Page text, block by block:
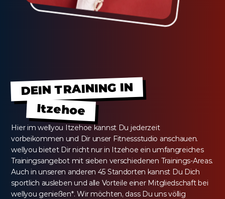
DEIN TRAINING IN
Itzehoe
Hier im wellyou Itzehoe kannst Du jederzeit
vorbeikommen und Dir unser Fitnessstudio anschauen.
wellyou bietet Dir nicht nur in Itzehoe ein umfangreiches
Trainingsangebot mit sieben verschiedenen Trainings-Areas.
Auch in unseren anderen 45 Standorten kannst Du Dich
sportlich ausleben und alle Vorteile einer Mitgliedschaft bei
wellyou genießen*. Wir möchten, dass Du uns völlig